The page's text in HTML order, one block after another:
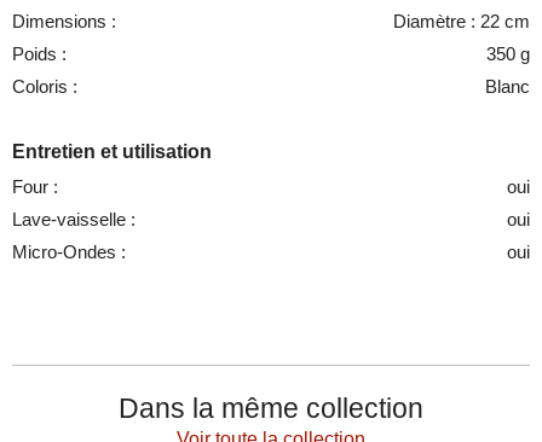
Dimensions :
Diamètre : 22 cm
Poids :
350 g
Coloris :
Blanc
Entretien et utilisation
Four :
oui
Lave-vaisselle :
oui
Micro-Ondes :
oui
Dans la même collection